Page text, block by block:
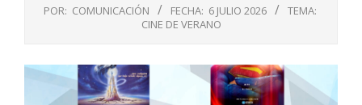
POR: COMUNICACIÓN FECHA: 6 JULIO 2026
TEMA:
CINE DE VERANO